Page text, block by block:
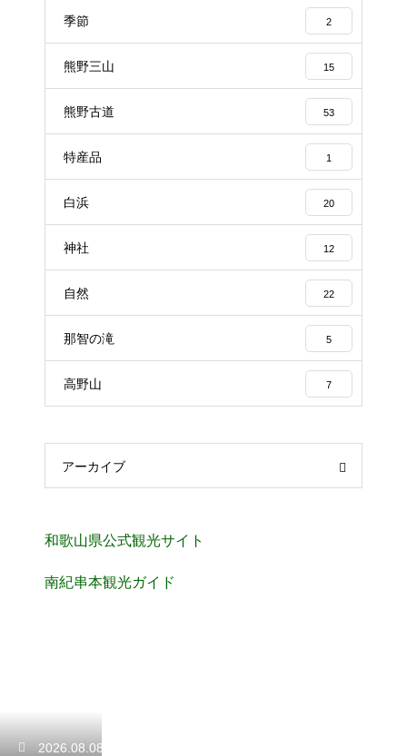
季節 2
熊野三山 15
熊野古道 53
特産品 1
白浜 20
神社 12
自然 22
那智の滝 5
高野山 7
アーカイブ
和歌山県公式観光サイト
南紀串本観光ガイド
2026.08.08